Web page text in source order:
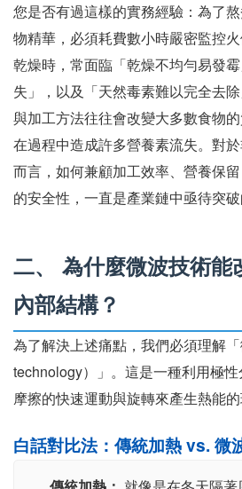
您是否有過這樣的實務經驗：為了
物精華，必須耗費數小時嚴密監控
乾燥時，常面臨「乾燥不均勻易發
失」，以及「天然毒素難以完全去
與加工方法往往會改變大多數食物
在過程中造成許多營養素流失。對
而言，如何兼顧加工效率、營養保
的安全性，一直是產業鏈中亟待突破
二、 為什麼微波技術能
內部結構？
為了解決上述痛點，我們必須理解
technology）」。這是一種利用極
摩擦的快速運動與旋轉來產生熱能的
白話對比法：傳統加熱 vs. 微